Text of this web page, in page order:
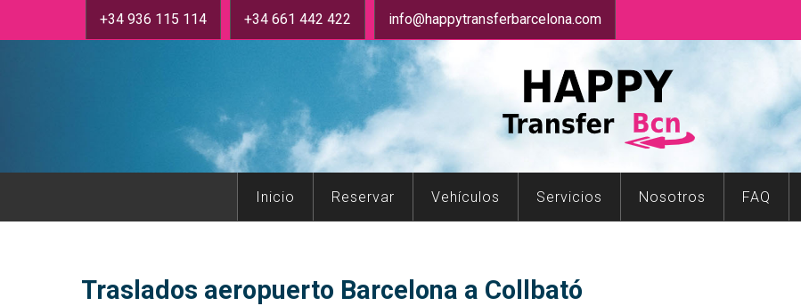
+34 936 115 114 +34 661 442 422 info@happytransferbarcelona.com
Inicio Reservar Vehículos Servicios Nosotros FAQ
Traslados aeropuerto Barcelona a Collbató